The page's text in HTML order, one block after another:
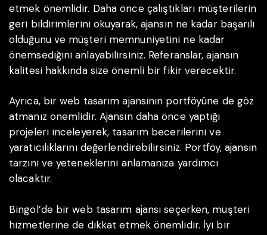
etmek önemlidir. Daha önce çalıştıkları müşterilerin
geri bildirimlerini okuyarak, ajansın ne kadar başarılı
olduğunu ve müşteri memnuniyetini ne kadar
önemsediğini anlayabilirsiniz. Referanslar, ajansın
kalitesi hakkında size önemli bir fikir verecektir.
Ayrıca, bir web tasarım ajansının portföyüne de göz
atmanız önemlidir. Ajansın daha önce yaptığı
projeleri inceleyerek, tasarım becerilerini ve
yaratıcılıklarını değerlendirebilirsiniz. Portföy, ajansın
tarzını ve yeteneklerini anlamanıza yardımcı
olacaktır.
Bingöl’de bir web tasarım ajansı seçerken, müşteri
hizmetlerine de dikkat etmek önemlidir. İyi bir